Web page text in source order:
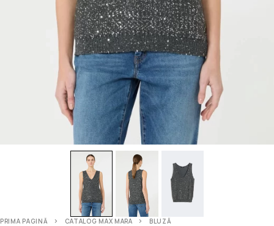
PRIMA PAGINĂ CATALOG MAX MARA BLUZĂ